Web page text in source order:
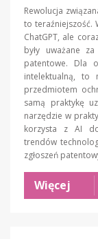
Rewolucja
to teraźniejszość.
ChatGPT, ale
były uważane
patentowe. Dla
intelektualną, to
przedmiotem
samą praktykę
narzędzie w
korzysta z AI do
trendów
zgłoszeń
Więcej